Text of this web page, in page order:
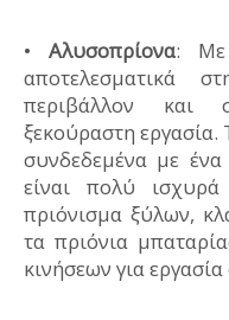
•Αλυσοπρίονα: Με
αποτελεσματικά
περιβάλλον και
ξεκούραστη εργασία.
συνδεδεμένα με ένα
είναι πολύ
πριόνισμα ξύλων,
τα πριόνια
κινήσεων για